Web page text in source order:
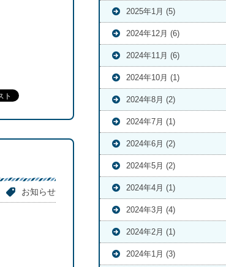
お知らせ
2025年1月 (5)
2024年12月 (6)
2024年11月 (6)
2024年10月 (1)
2024年8月 (2)
2024年7月 (1)
2024年6月 (2)
2024年5月 (2)
2024年4月 (1)
2024年3月 (4)
2024年2月 (1)
2024年1月 (3)